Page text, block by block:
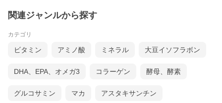
関連ジャンルから探す
カテゴリ
ビタミン アミノ酸 ミネラル 大豆イソフラボン
DHA、EPA、オメガ3 コラーゲン 酵母、酵素
グルコサミン マカ アスタキサンチン